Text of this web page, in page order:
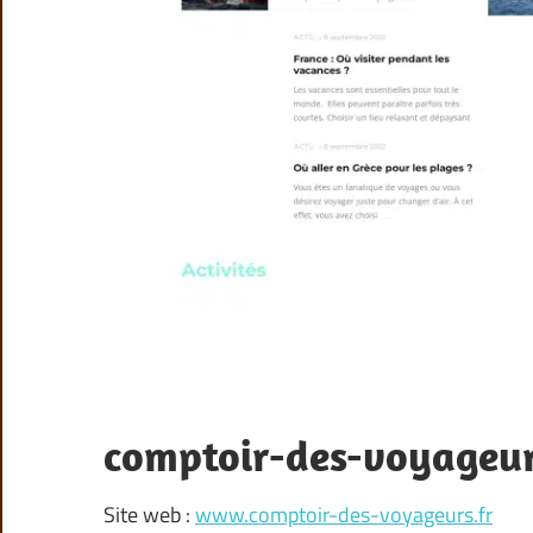
comptoir-des-
Site web :www.comptoir-des-voyageurs.fr